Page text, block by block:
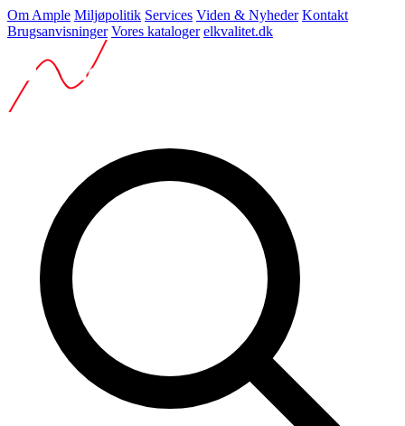
Om Ample Miljøpolitik Services Viden & Nyheder Kontakt
Brugsanvisninger Vores kataloger elkvalitet.dk